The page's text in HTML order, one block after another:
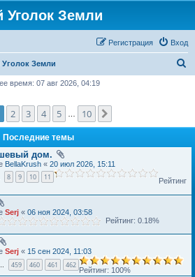
Уголок Земли
Вход
Регистрация
Земли
к
время: 07 авг 2026, 04:19
1 из
2 3 4 5 10
Последние темы
дом.
BellaKrush « 20 июл 2026, 15:11
8 9 10 11
Рейтинг
Serj « 06 ноя 2024, 03:58
Рейтинг: 0.18%
Serj « 15 сен 2024, 11:03
459 460 461 462
Рейтинг: 100%